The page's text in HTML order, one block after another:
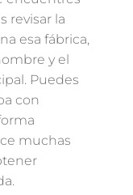
revisar la
esa fábrica,
y el
Puedes
con
muchas